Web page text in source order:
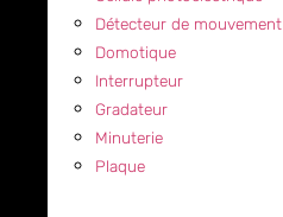
Détecteur de mouvement
Domotique
Interrupteur
Gradateur
Minuterie
Plaque